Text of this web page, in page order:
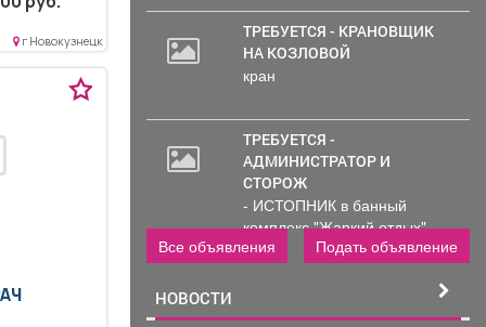
г Новокузнецк
ТРЕБУЕТСЯ - КРАНОВЩИК
НА КОЗЛОВОЙ
кран
ТРЕБУЕТСЯ -
АДМИНИСТРАТОР И
СТОРОЖ
- ИСТОПНИК в банный
комплекс "Жаркий отдых"
Администрирование и тех....
Все объявления Подать объявление
НОВОСТИ